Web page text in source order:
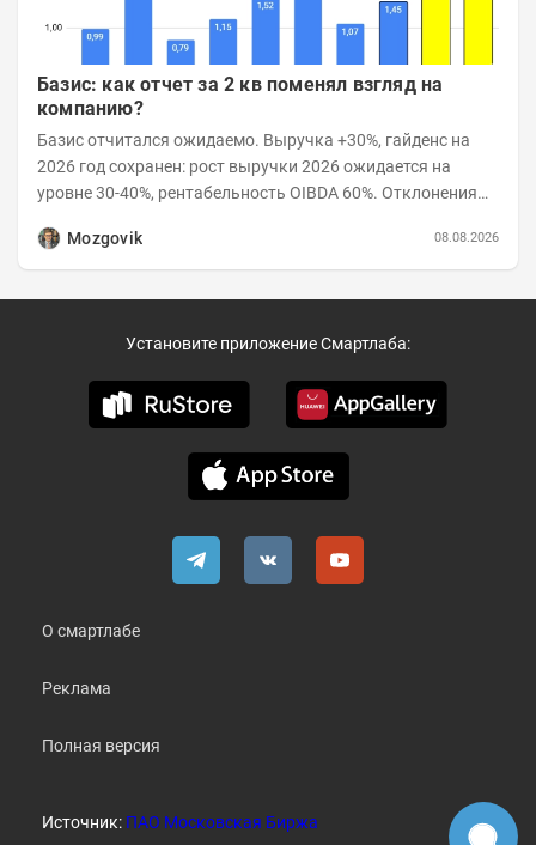
Базис: как отчет за 2 кв поменял взгляд на
компанию?
Базис отчитался ожидаемо. Выручка +30%, гайденс на
2026 год сохранен: рост выручки 2026 ожидается на
уровне 30-40%, рентабельность OIBDA 60%. Отклонения
Mozgovik
08.08.2026
Установите приложение Смартлаба:
О смартлабе
Реклама
Полная версия
Источник: ПАО Московская Биржа